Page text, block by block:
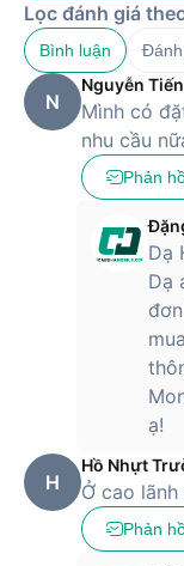
Lọc đánh giá
Bình luận
N
Nguyễn
Mình có
nhu cầu
Phản
Dạ
Dạ
ạ!
H
Hồ Nhựt
Ở cao
Phản